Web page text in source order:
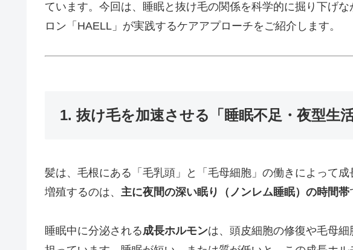
ています。今回は、睡眠と抜け毛の関係を科学的に掘り下げ
ロン「HAELL」が実践するケアアプローチをご紹介します。
1. 抜け毛を加速させる「睡眠不足・夜型生
髪は、毛根にある「毛乳頭」と「毛母細胞」の働きによって成
増殖するのは、 主に夜間の深い眠り（ノンレム睡眠）の時間帯
睡眠中に分泌される成長ホルモンは、頭皮細胞の修復や毛母